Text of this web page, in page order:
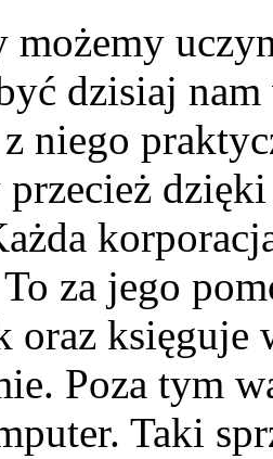
możemy
dzisiaj
niego
za jego
oraz księguje
Poza tym
Taki